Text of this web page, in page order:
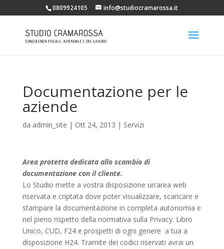
0809924105 info@studiocramarossa.it
Documentazione per le
aziende
da admin_site | Ott 24, 2013 | Servizi
Area protetta dedicata allo scambio di
documentazione con il cliente.
Lo Studio mette a vostra disposizione un’area web
riservata e criptata dove poter visualizzare, scaricare e
stampare la documentazione in completa autonomia e
nel pieno rispetto della normativa sulla Privacy. Libro
Unico, CUD, F24 e prospetti di ogni genere a tua a
disposizione H24. Tramite dei codici riservati avrai un